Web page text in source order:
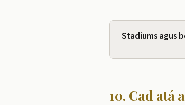
Stadiums agus
10. Cad atá